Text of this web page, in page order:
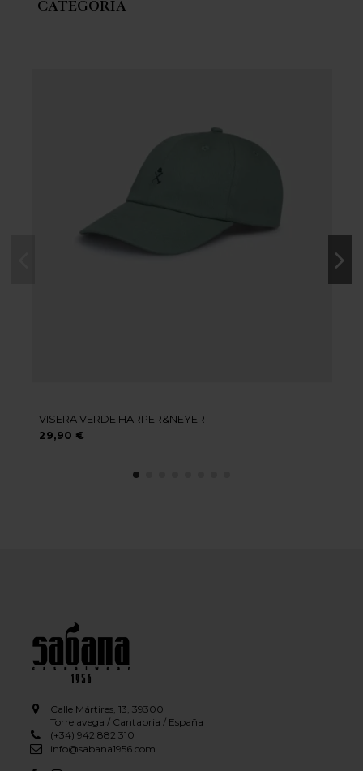
CATEGORÍA
VISERA VERDE HARPER&NEYER
29,90 €
Calle Mártires, 13, 39300
Torrelavega / Cantabria / España
(+34) 942 882 310
info@sabana1956.com